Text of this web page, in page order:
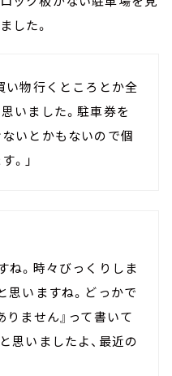
した。
い物行くところとか全
いました。駐車券を
いとかもないので個
。」
ね。時々びっくりしま
思いますね。どっかで
りません』って書いて
思いましたよ、最近の